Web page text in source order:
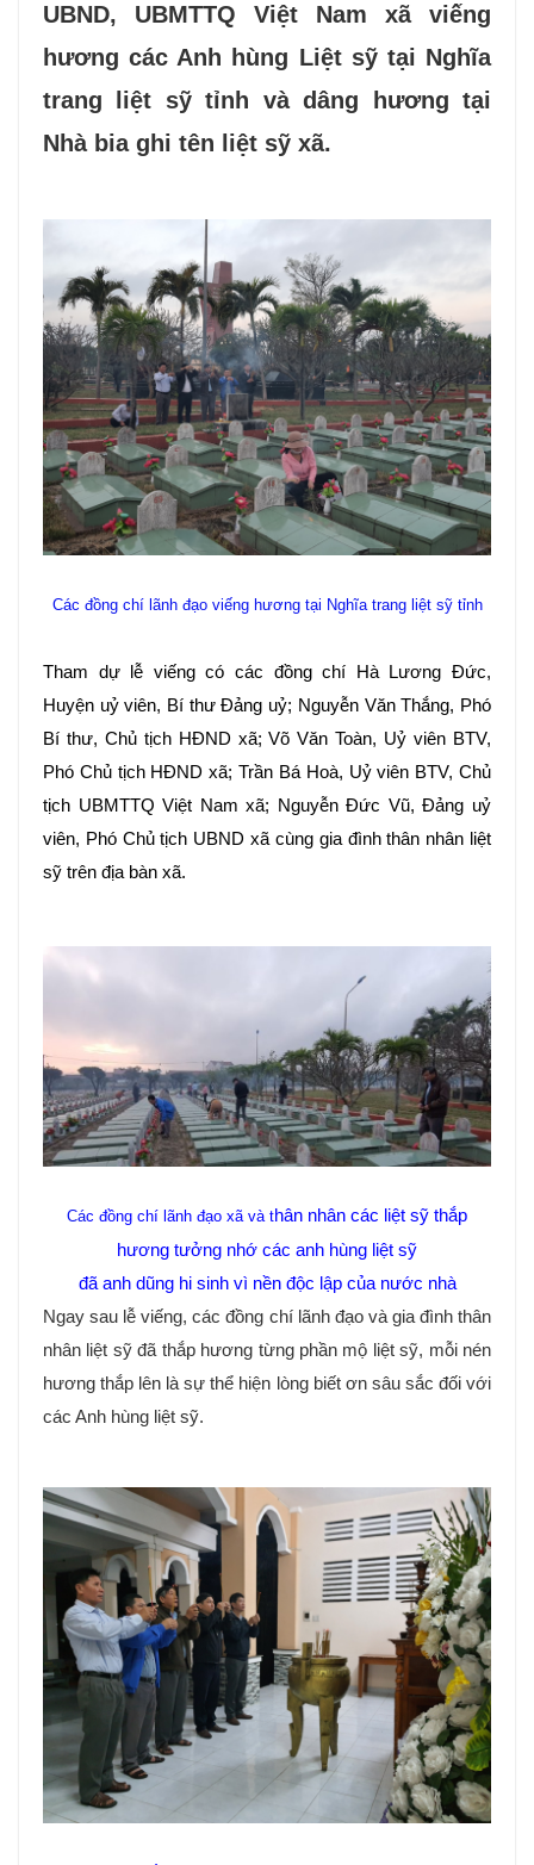
UBND, UBMTTQ Việt Nam xã viếng
hương các Anh hùng Liệt sỹ tại Nghĩa
trang liệt sỹ tỉnh và dâng hương tại
Nhà bia ghi tên liệt sỹ xã.
Các đồng chí lãnh đạo viếng hương tại Nghĩa trang liệt sỹ tỉnh
Tham dự lễ viếng có các đồng chí Hà Lương Đức,
Huyện uỷ viên, Bí thư Đảng uỷ; Nguyễn Văn Thắng, Phó
Bí thư, Chủ tịch HĐND xã; Võ Văn Toàn, Uỷ viên BTV,
Phó Chủ tịch HĐND xã; Trần Bá Hoà, Uỷ viên BTV, Chủ
tịch UBMTTQ Việt Nam xã; Nguyễn Đức Vũ, Đảng uỷ
viên, Phó Chủ tịch UBND xã cùng gia đình thân nhân liệt
sỹ trên địa bàn xã.
Các đồng chí lãnh đạo xã và thân nhân các liệt sỹ thắp
hương tưởng nhớ các anh hùng liệt sỹ
đã anh dũng hi sinh vì nền độc lập của nước nhà
Ngay sau lễ viếng, các đồng chí lãnh đạo và gia đình thân
nhân liệt sỹ đã thắp hương từng phần mộ liệt sỹ, mỗi nén
hương thắp lên là sự thể hiện lòng biết ơn sâu sắc đối với
các Anh hùng liệt sỹ.